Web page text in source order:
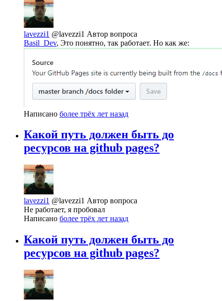
lavezzi1 @lavezzi1 Автор вопроса
Basil_Dev, Это понятно, так работает. Но как же:
Написано более трёх лет назад
Какой путь должен быть до
ресурсов на github pages?
lavezzi1 @lavezzi1 Автор вопроса
Не работает, я пробовал
Написано более трёх лет назад
Какой путь должен быть до
ресурсов на github pages?